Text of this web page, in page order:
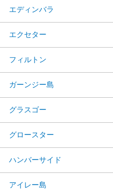
エディンバラ
エクセター
フィルトン
ガーンジー島
グラスゴー
グロースター
ハンバーサイド
アイレー島